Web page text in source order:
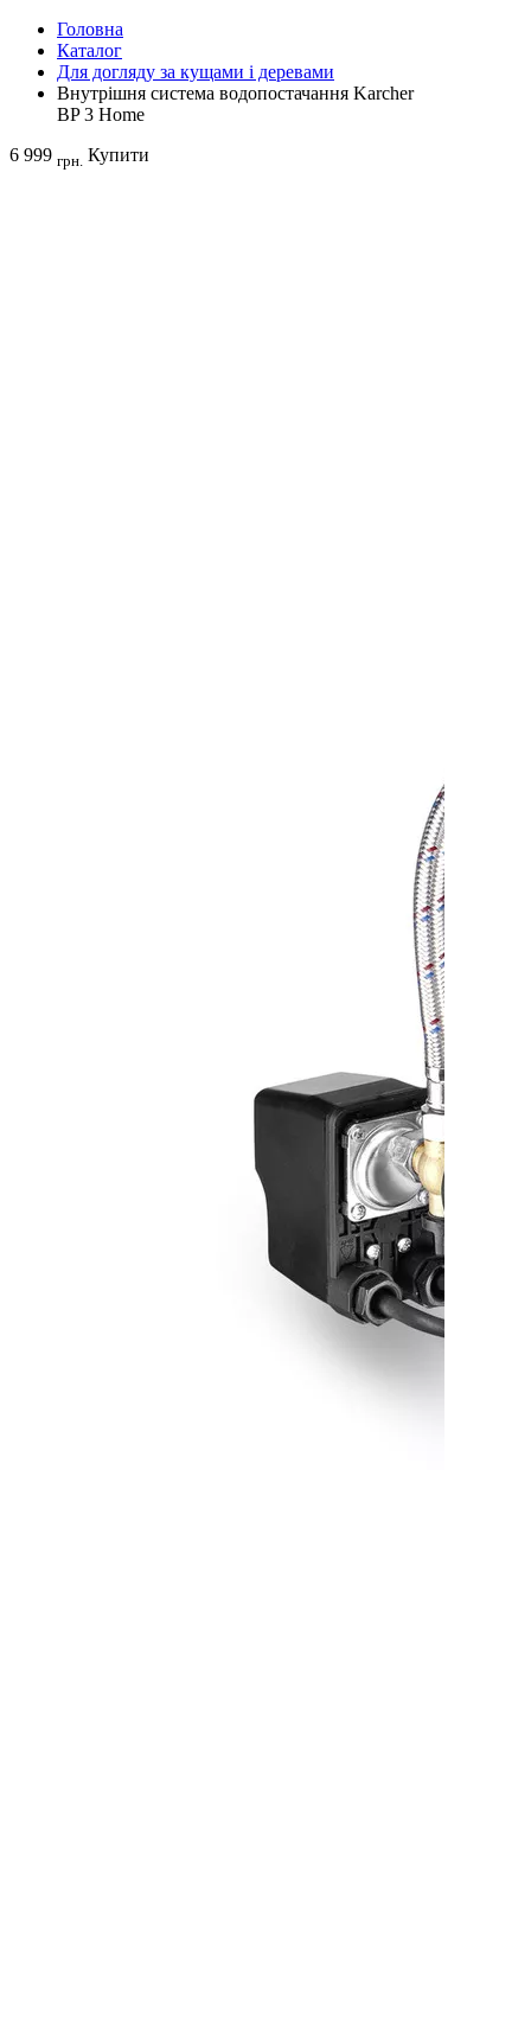
Головна
Каталог
Для догляду за кущами і деревами
Внутрішня система водопостачання Karcher
BP 3 Home
6 999 грн. Купити